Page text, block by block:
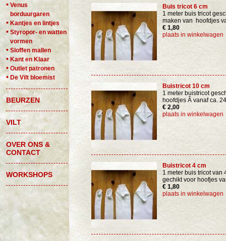
• Venus
borduurgaren
• Kantjes en lintjes
• Styropor- en watten
vormen
• Sloffen mallen
• Kant en Klaar
• Outlet patronen
• De Vilt bloemist
BEURZEN
VILT
OVER ONS &
CONTACT
WORKSHOPS
Buis tricot 6 cm
1 meter buis tricot
maken van hoofdjes
€ 1,80
plaats in winkelwagen
Buistricot 10 cm
1 meter buistricot
hoofdjes Â vanaf ca.
€ 2,00
plaats in winkelwagen
Buistricot 4 cm
1 meter buis tricot van
gechikt voor hoofjes
€ 1,80
plaats in winkelwagen